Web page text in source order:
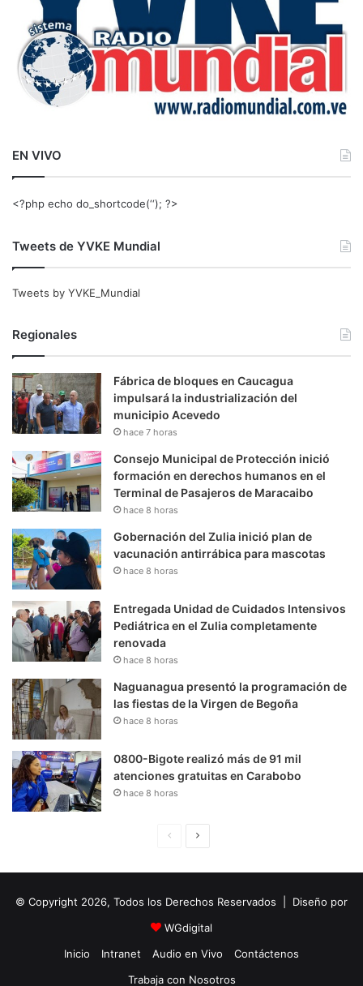
EN VIVO
<?php echo do_shortcode(‘‘); ?>
Tweets de YVKE Mundial
Tweets by YVKE_Mundial
Regionales
Fábrica de bloques en Caucagua
impulsará la industrialización del
municipio Acevedo
hace 7 horas
Consejo Municipal de Protección inició
formación en derechos humanos en el
Terminal de Pasajeros de Maracaibo
hace 8 horas
Gobernación del Zulia inició plan de
vacunación antirrábica para mascotas
hace 8 horas
Entregada Unidad de Cuidados Intensivos
Pediátrica en el Zulia completamente
renovada
hace 8 horas
Naguanagua presentó la programación de
las fiestas de la Virgen de Begoña
hace 8 horas
0800-Bigote realizó más de 91 mil
atenciones gratuitas en Carabobo
hace 8 horas
i
n
a
u
i
e
© Copyright 2026, Todos los Derechos Reservados | Diseño por
WGdigital
Inicio
Intranet Audio en Vivo
Contáctenos
Trabaja con Nosotros